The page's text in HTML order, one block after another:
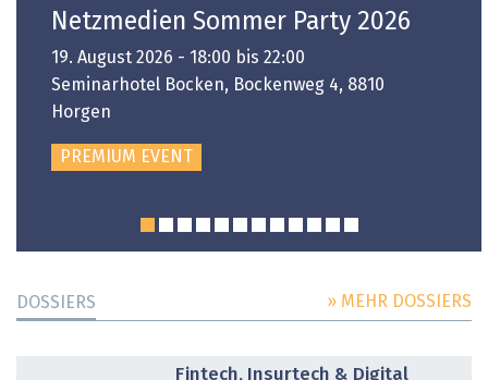
Netzmedien Sommer Party 2026
19. August 2026 - 18:00 bis 22:00
Seminarhotel Bocken, Bockenweg 4, 8810
Horgen
PREMIUM EVENT
DOSSIERS » MEHR DOSSIERS
Fintech, Insurtech & Digital